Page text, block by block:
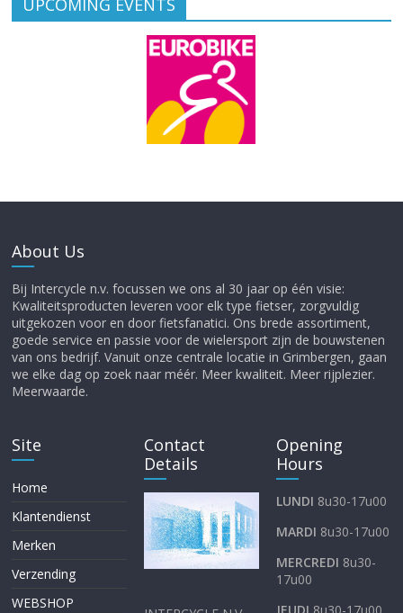
UPCOMING EVENTS
About Us
Bij Intercycle n.v. focussen we ons al 30 jaar op één visie:
Kwaliteitsproducten leveren voor elk type fietser, zorgvuldig
uitgekozen voor en door fietsfanatici. Ons brede assortiment,
goede service en passie voor de wielersport zijn de bouwstenen
van ons bedrijf. Vanuit onze centrale locatie in Grimbergen, gaan
we elke dag op zoek naar méér. Meer kwaliteit. Meer rijplezier.
Meerwaarde.
Site
Home
Klantendienst
Merken
Verzending
WEBSHOP
Contact
Details
Opening
Hours
LUNDI 8u30-17u00
MARDI 8u30-17u00
MERCREDI 8u30-
17u00